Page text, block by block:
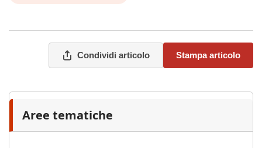
Condividi articolo Stampa articolo
Aree tematiche